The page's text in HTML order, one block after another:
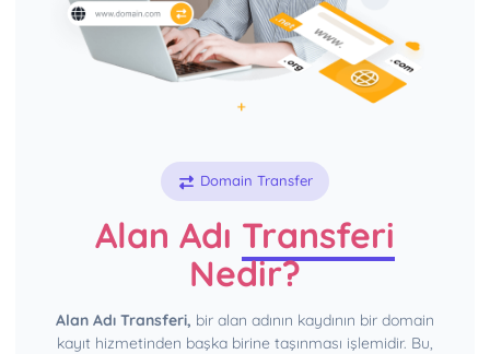
Domain Transfer
Alan Adı Transferi
Nedir?
Alan Adı Transferi, bir alan adının kaydının bir domain
kayıt hizmetinden başka birine taşınması işlemidir. Bu,